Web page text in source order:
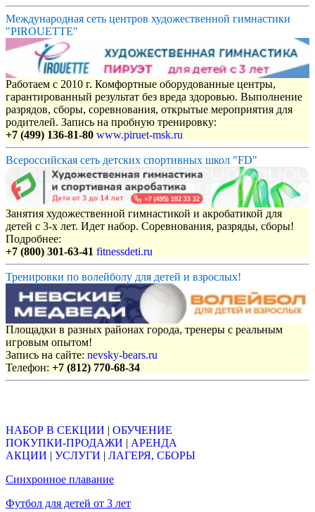
Международная сеть центров художественной гимнастики
"PIROUETTE"
Работаем с 2010 г. Комфортные оборудованные центры,
гарантированный результат без вреда здоровью. Выполнение
разрядов, сборы, соревнования, открытые мероприятия для
родителей. Запись на пробную тренировку:
+7 (499) 136-81-80 www.piruet-msk.ru
Всероссийская сеть детских спортивных школ "FD"
Занятия художественной гимнастикой и акробатикой для
детей с 3-х лет. Идет набор. Соревнования, разряды, сборы!
Подробнее:
+7 (800) 301-63-41 fitnessdeti.ru
Тренировки по волейболу для детей и взрослых!
Площадки в разных районах города, тренеры с реальным
игровым опытом!
Запись на сайте: nevsky-bears.ru
Телефон: +7 (812) 770-68-34
НАБОР В СЕКЦИИ | ОБУЧЕНИЕ
ПОКУПКИ-ПРОДАЖИ | АРЕНДА
АКЦИИ | УСЛУГИ | ЛАГЕРЯ, СБОРЫ
Синхронное плавание
Футбол для детей от 3 лет